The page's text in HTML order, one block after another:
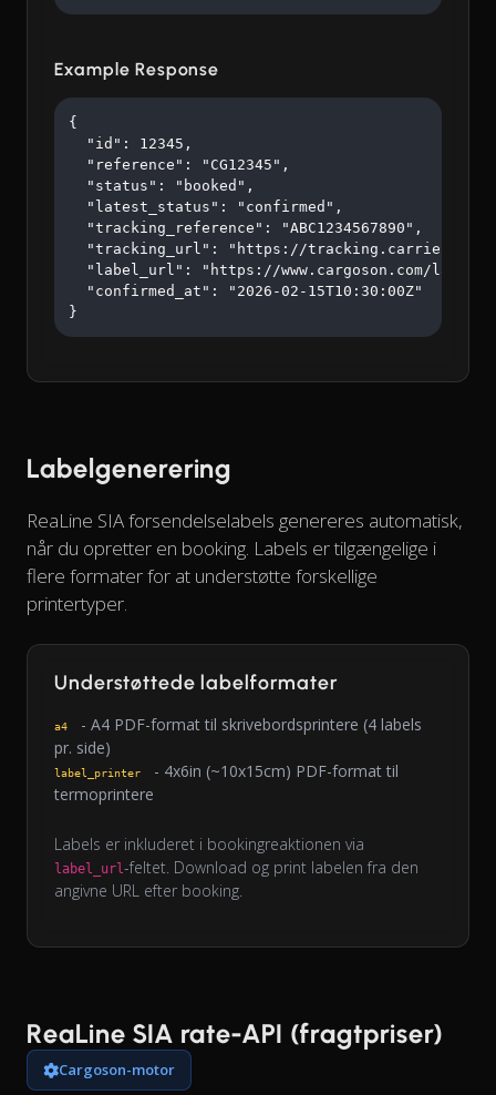
Example Response
{
  "id": 12345,
  "reference": "CG12345",
  "status": "booked",
  "latest_status": "confirmed",
  "tracking_reference": "ABC1234567890",
"tracking_url": "https://
"label_url": "https://www.cargoson.com/
  "confirmed_at": "2026-02-15T10:30:00Z"
}
Labelgenerering
ReaLine SIA forsendelselabels genereres automatisk,
når du opretter en booking. Labels er tilgængelige i
flere formater for at understøtte forskellige
printertyper.
Understøttede labelformater
a4
- A4 PDF-format til skrivebordsprintere (4 labels
pr. side)
label_printer
- 4x6in (~10x15cm) PDF-format til
termoprintere
Labels er inkluderet i bookingreaktionen via
label_url-feltet. Download og print labelen fra den
angivne URL efter booking.
ReaLine SIA rate-API (fragtpriser)
Cargoson-motor